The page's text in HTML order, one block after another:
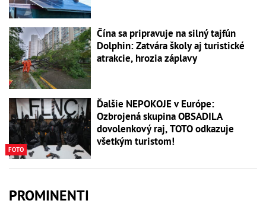
Čína sa pripravuje na silný tajfún
Dolphin: Zatvára školy aj turistické
atrakcie, hrozia záplavy
FOTO
Ďalšie NEPOKOJE v Európe:
Ozbrojená skupina OBSADILA
dovolenkový raj, TOTO odkazuje
všetkým turistom!
PROMINENTI